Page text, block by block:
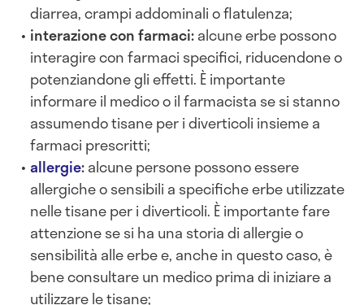
diarrea, crampi addominali o flatulenza;
interazione con farmaci:alcune erbe possono
interagire con farmaci specifici, riducendone o
potenziandone gli effetti. È importante
informare il medico o il farmacista se si stanno
assumendo tisane per i diverticoli insieme a
farmaci prescritti;
allergie:alcune persone possono essere
allergiche o sensibili a specifiche erbe utilizzate
nelle tisane per i diverticoli. È importante fare
attenzione se si ha una storia di allergie o
sensibilità alle erbe e, anche in questo caso, è
bene consultare un medico prima di iniziare a
utilizzare le tisane;